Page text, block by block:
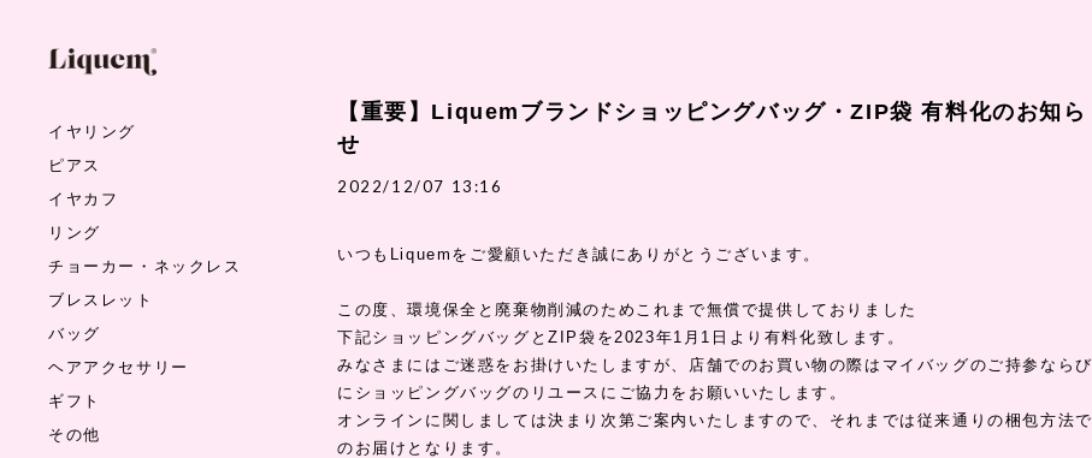
イヤリング
ピアス
イヤカフ
リング
チョーカー・ネックレス
ブレスレット
バッグ
ヘアアクセサリー
ギフト
その他
【重要】Liquemブランドショッピングバッグ・ZIP袋 有料化のお知ら
せ
2022/12/07 13:16
いつもLiquemをご愛顧いただき誠にありがとうございます。
この度、環境保全と廃棄物削減のためこれまで無償で提供しておりました
下記ショッピングバッグとZIP袋を2023年1月1日より有料化致します。
みなさまにはご迷惑をお掛けいたしますが、店舗でのお買い物の際はマイバッグのご持参ならび
にショッピングバッグのリユースにご協力をお願いいたします。
オンラインに関しましては決まり次第ご案内いたしますので、それまでは従来通りの梱包方法で
のお届けとなります。